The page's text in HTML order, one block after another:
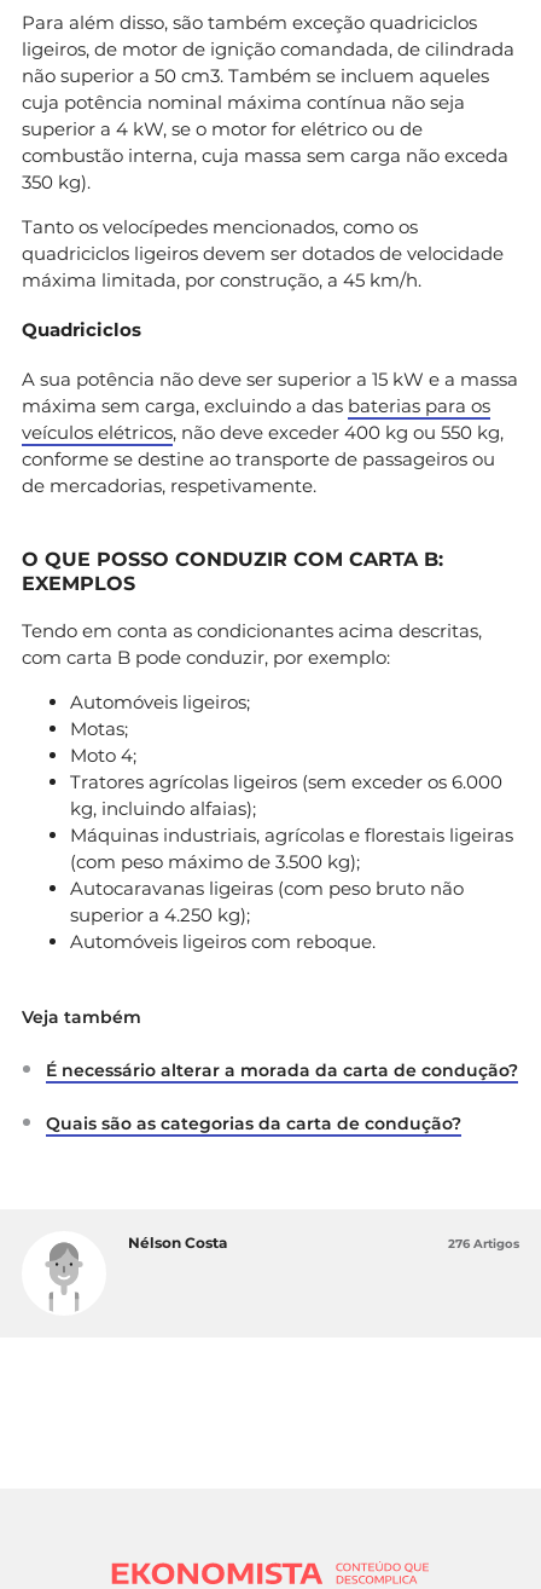
Para além disso, são também exceção quadriciclos
ligeiros, de motor de ignição comandada, de cilindrada
não superior a 50 cm3. Também se incluem aqueles
cuja potência nominal máxima contínua não seja
superior a 4 kW, se o motor for elétrico ou de
combustão interna, cuja massa sem carga não exceda
350 kg).
Tanto os velocípedes mencionados, como os
quadriciclos ligeiros devem ser dotados de velocidade
máxima limitada, por construção, a 45 km/h.
Quadriciclos
A sua potência não deve ser superior a 15 kW e a massa
máxima sem carga, excluindo a das baterias para os
veículos elétricos, não deve exceder 400 kg ou 550 kg,
conforme se destine ao transporte de passageiros ou
de mercadorias, respetivamente.
O QUE POSSO CONDUZIR COM CARTA B:
EXEMPLOS
Tendo em conta as condicionantes acima descritas,
com carta B pode conduzir, por exemplo:
Automóveis ligeiros;
Motas;
Moto 4;
Tratores agrícolas ligeiros (sem exceder os 6.000
kg, incluindo alfaias);
Máquinas industriais, agrícolas e florestais ligeiras
(com peso máximo de 3.500 kg);
Autocaravanas ligeiras (com peso bruto não
superior a 4.250 kg);
Automóveis ligeiros com reboque.
Veja também
É necessário alterar a morada da carta de condução?
Quais são as categorias da carta de condução?
Nélson Costa 276 Artigos